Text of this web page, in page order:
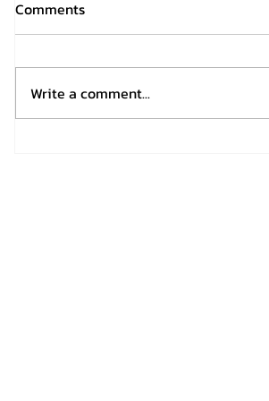
Comments
Write a comment...